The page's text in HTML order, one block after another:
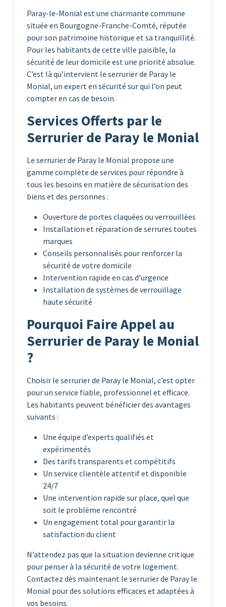
Paray-le-Monial est une charmante commune
située en Bourgogne-Franche-Comté, réputée
pour son patrimoine historique et sa tranquillité.
Pour les habitants de cette ville paisible, la
sécurité de leur domicile est une priorité absolue.
C’est là qu’intervient le serrurier de Paray le
Monial, un expert en sécurité sur qui l’on peut
compter en cas de besoin.
Services Offerts par le
Serrurier de Paray le Monial
Le serrurier de Paray le Monial propose une
gamme complète de services pour répondre à
tous les besoins en matière de sécurisation des
biens et des personnes :
Ouverture de portes claquées ou verrouillées
Installation et réparation de serrures toutes
marques
Conseils personnalisés pour renforcer la
sécurité de votre domicile
Intervention rapide en cas d’urgence
Installation de systèmes de verrouillage
haute sécurité
Pourquoi Faire Appel au
Serrurier de Paray le Monial
?
Choisir le serrurier de Paray le Monial, c’est opter
pour un service fiable, professionnel et efficace.
Les habitants peuvent bénéficier des avantages
suivants :
Une équipe d’experts qualifiés et
expérimentés
Des tarifs transparents et compétitifs
Un service clientèle attentif et disponible
24/7
Une intervention rapide sur place, quel que
soit le problème rencontré
Un engagement total pour garantir la
satisfaction du client
N’attendez pas que la situation devienne critique
pour penser à la sécurité de votre logement.
Contactez dès maintenant le serrurier de Paray le
Monial pour des solutions efficaces et adaptées à
vos besoins.